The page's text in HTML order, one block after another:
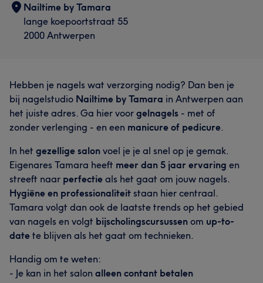
Nailtime by Tamara
lange koepoortstraat 55
2000 Antwerpen
Hebben je nagels wat verzorging nodig? Dan ben je
bij nagelstudio Nailtime by Tamara in Antwerpen aan
het juiste adres. Ga hier voor gelnagels - met of
zonder verlenging - en een manicure of pedicure.
In het gezellige salon voel je je al snel op je gemak.
Eigenares Tamara heeft meer dan 5 jaar ervaring en
streeft naar perfectie als het gaat om jouw nagels.
Hygiëne en professionaliteit staan hier centraal.
Tamara volgt dan ook de laatste trends op het gebied
van nagels en volgt bijscholingscursussen om up-to-
date te blijven als het gaat om technieken.
Handig om te weten:
- Je kan in het salon alleen contant betalen